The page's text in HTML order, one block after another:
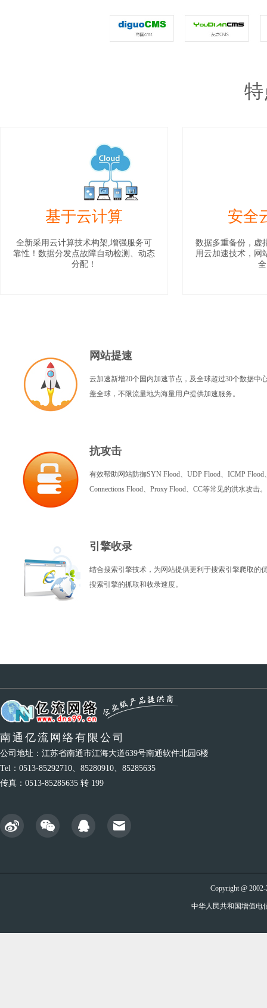
基于云计算
全新采用云计算技术构架,增强服务可
靠性！数据分发点故障自动检测、动态
分配！
安全
数据多重备份，虚
用云加速技术，网
网站提速
云加速新增20个国内加速节点，及全球超过30个数据中
盖全球，不限流量地为海量用户提供加速服务。
抗攻击
有效帮助网站防御SYN Flood、UDP Flood、ICMP Flood
Connections Flood、Proxy Flood、CC等常见的洪水攻击。
引擎收录
结合搜索引擎技术，为网站提供更利于搜索引擎爬取的
搜索引擎的抓取和收录速度。
南通亿流网络有限公司
公司地址：江苏省南通市江海大道639号南通软件北园6楼
Tel：0513-85292710、85280910、85285635
传真：0513-85285635 转 199
Copyright @
中华人民共和国增值电